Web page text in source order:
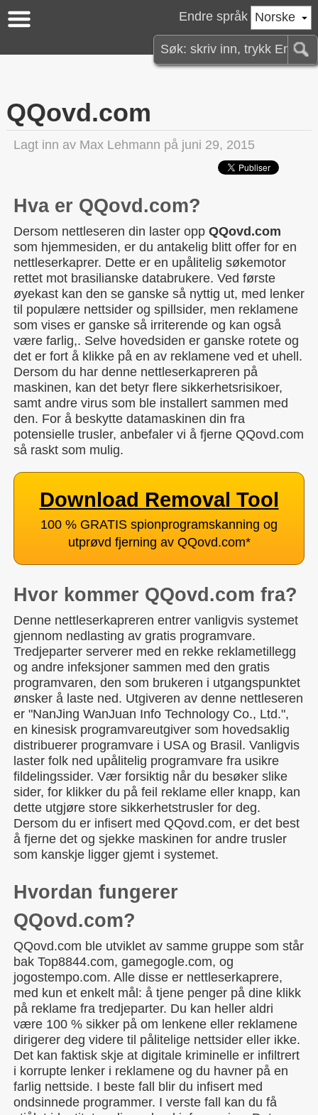
Norske
Endre språk
QQovd.com
Lagt inn av Max Lehmann på juni 29, 2015
Hva er QQovd.com?
Dersom nettleseren din laster opp QQovd.com
som hjemmesiden, er du antakelig blitt offer for en
nettleserkaprer. Dette er en upålitelig søkemotor
rettet mot brasilianske databrukere. Ved første
øyekast kan den se ganske så nyttig ut, med lenker
til populære nettsider og spillsider, men reklamene
som vises er ganske så irriterende og kan også
være farlig,. Selve hovedsiden er ganske rotete og
det er fort å klikke på en av reklamene ved et uhell.
Dersom du har denne nettleserkapreren på
maskinen, kan det betyr flere sikkerhetsrisikoer,
samt andre virus som ble installert sammen med
den. For å beskytte datamaskinen din fra
potensielle trusler, anbefaler vi å fjerne QQovd.com
så raskt som mulig.
Download Removal Tool
100 % GRATIS spionprogramskanning og
utprøvd fjerning av QQovd.com*
Hvor kommer QQovd.com fra?
Denne nettleserkapreren entrer vanligvis systemet
gjennom nedlasting av gratis programvare.
Tredjeparter serverer med en rekke reklametillegg
og andre infeksjoner sammen med den gratis
programvaren, den som brukeren i utgangspunktet
ønsker å laste ned. Utgiveren av denne nettleseren
er "NanJing WanJuan Info Technology Co., Ltd.",
en kinesisk programvareutgiver som hovedsaklig
distribuerer programvare i USA og Brasil. Vanligvis
laster folk ned upålitelig programvare fra usikre
fildelingssider. Vær forsiktig når du besøker slike
sider, for klikker du på feil reklame eller knapp, kan
dette utgjøre store sikkerhetstrusler for deg.
Dersom du er infisert med QQovd.com, er det best
å fjerne det og sjekke maskinen for andre trusler
som kanskje ligger gjemt i systemet.
Hvordan fungerer
QQovd.com?
QQovd.com ble utviklet av samme gruppe som står
bak Top8844.com, gamegogle.com, og
jogostempo.com. Alle disse er nettleserkaprere,
med kun et enkelt mål: å tjene penger på dine klikk
på reklame fra tredjeparter. Du kan heller aldri
være 100 % sikker på om lenkene eller reklamene
dirigerer deg videre til pålitelige nettsider eller ikke.
Det kan faktisk skje at digitale kriminelle er infiltrert
i korrupte lenker i reklamene og du havner på en
farlig nettside. I beste fall blir du infisert med
ondsinnede programmer. I verste fall kan du få